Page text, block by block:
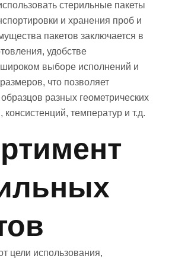
стерильные пакеты
и хранения проб и
пакетов заключается в
удобстве
выборе исполнений и
что позволяет
разных геометрических
температур и т.д.
цели использования,